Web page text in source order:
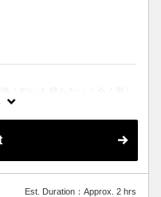
ュー☆
Est. Duration：Approx. 2 hrs